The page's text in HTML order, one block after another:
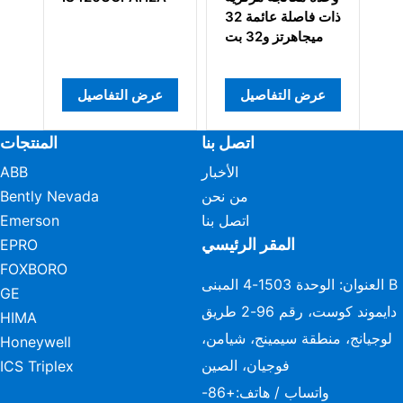
عرض التفاصيل
ذات فاصلة عائمة 32
ميجاهرتز و32 بت
عرض التفاصيل
المنتجات
ABB
Bently Nevada
Emerson
EPRO
FOXBORO
GE
HIMA
Honeywell
ICS Triplex
اتصل بنا
الأخبار
من نحن
اتصل بنا
المقر الرئيسي
العنوان: الوحدة 1503-4 المبنى B
دايموند كوست، رقم 96-2 طريق
لوجيانج، منطقة سيمينج، شيامن،
فوجيان، الصين
واتساب / هاتف:
+86-